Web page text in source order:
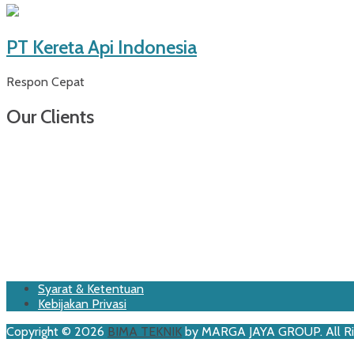
PT Kereta Api Indonesia
Respon Cepat
Our Clients
Footer
Menu
Skip
Syarat & Ketentuan
Kebijakan Privasi
Copyright © 2026 BIMA TEKNIK by MARGA JAYA GROUP. All